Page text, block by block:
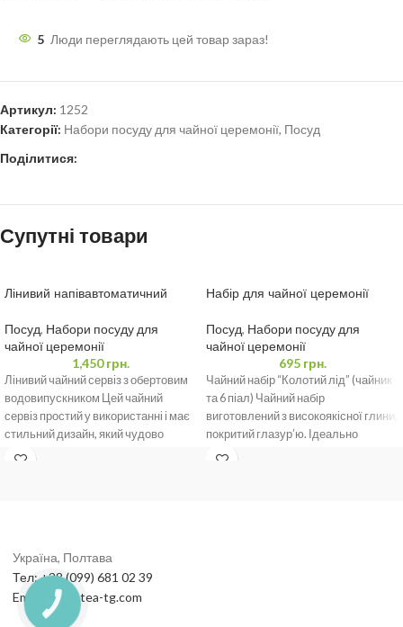
5 Люди переглядають цей товар зараз!
Артикул: 1252
Категорії: Набори посуду для чайної церемонії, Посуд
Поділитися:
Супутні товари
Лінивий напівавтоматичний
Посуд, Набори посуду для
чайної церемонії
1,450грн.
Лінивий чайний сервіз з обертовим
водовипускником Цей чайний
сервіз простий у використанні і має
стильний дизайн, який чудово
доповнить будь-яку
Набір для чайної церемонії
Посуд, Набори посуду для
чайної церемонії
695грн.
Чайний набір “Колотий лід” (чайник
та 6 піал) Чайний набір
виготовлений з високоякісної глини,
покритий глазур’ю. Ідеально
підходить для повсякденного
Україна, Полтава
Тел: +38 (099) 681 02 39
Email: info@tea-tg.com
КНОПКА
ЗВ'ЯЗКУ